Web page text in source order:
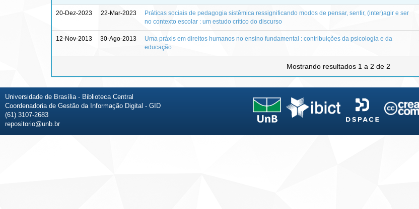
20-Dez-2023 22-Mar-2023
Práticas sociais de pedagogia sistêmica ressignificando modos de pensar, sentir, (inter)agir e ser
no contexto escolar : um estudo crítico do discurso
12-Nov-2013 30-Ago-2013
Uma práxis em direitos humanos no ensino fundamental : contribuições da psicologia e da
educação
Mostrando resultados 1 a 2 de 2
Universidade de Brasília - Biblioteca Central
Coordenadoria de Gestão da Informação Digital - GID
(61) 3107-2683
repositorio@unb.br